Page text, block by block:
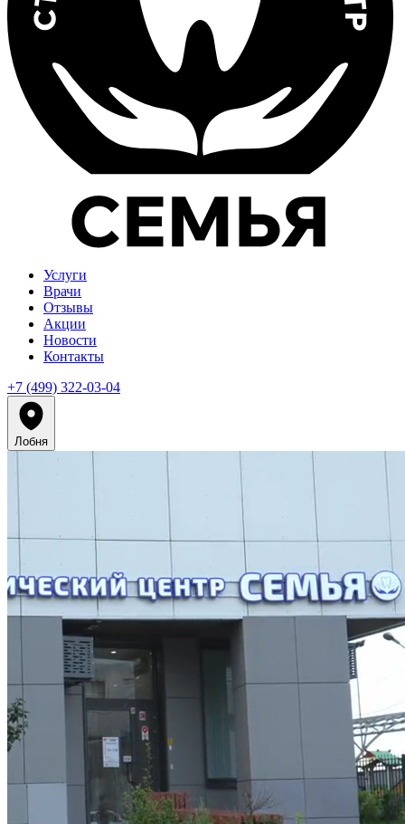
Услуги
Врачи
Отзывы
Акции
Новости
Контакты
+7 (499) 322-03-04
Лобня